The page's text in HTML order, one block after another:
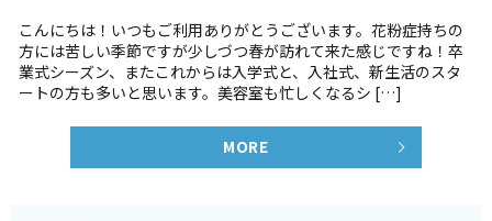
こんにちは！いつもご利用ありがとうございます。花粉症持ちの
方には苦しい季節ですが少しづつ春が訪れて来た感じですね！卒
業式シーズン、またこれからは入学式と、入社式、新生活のスタ
ートの方も多いと思います。美容室も忙しくなるシ […]
MORE